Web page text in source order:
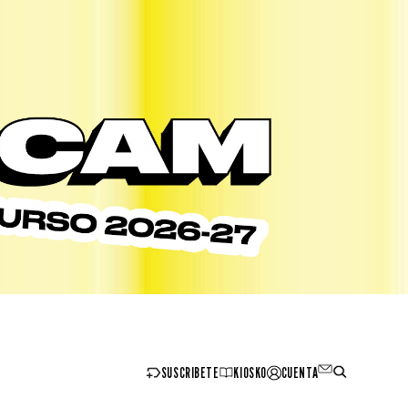
SUSCRIBETE KIOSKO CUENTA